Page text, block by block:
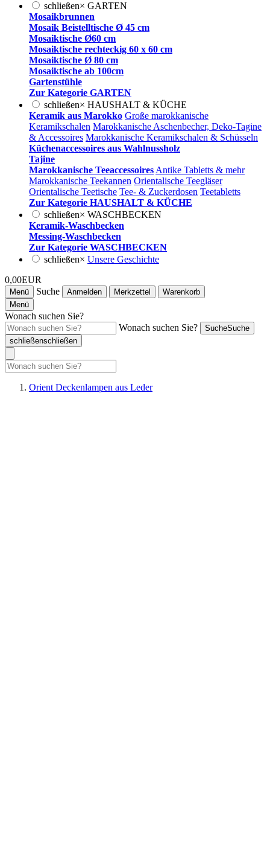
schließen× GARTEN
Mosaikbrunnen
Mosaik Beistelltische Ø 45 cm
Mosaiktische Ø60 cm
Mosaiktische rechteckig 60 x 60 cm
Mosaiktische Ø 80 cm
Mosaiktische ab 100cm
Gartenstühle
Zur Kategorie GARTEN
schließen× HAUSHALT & KÜCHE
Keramik aus Marokko Große marokkanische
Keramikschalen Marokkanische Aschenbecher, Deko-Tagine
& Accessoires Marokkanische Keramikschalen & Schüsseln
Küchenaccessoires aus Wahlnussholz
Tajine
Marokkanische Teeaccessoires Antike Tabletts & mehr
Marokkanische Teekannen Orientalische Teegläser
Orientalische Teetische Tee- & Zuckerdosen Teetabletts
Zur Kategorie HAUSHALT & KÜCHE
schließen× WASCHBECKEN
Keramik-Waschbecken
Messing-Waschbecken
Zur Kategorie WASCHBECKEN
schließen× Unsere Geschichte
0,00EUR
Menü Suche Anmelden Merkzettel
Warenkorb
Menü
Wonach suchen Sie?
Wonach suchen Sie?
SucheSuche
schließenschließen
Orient Deckenlampen aus Leder